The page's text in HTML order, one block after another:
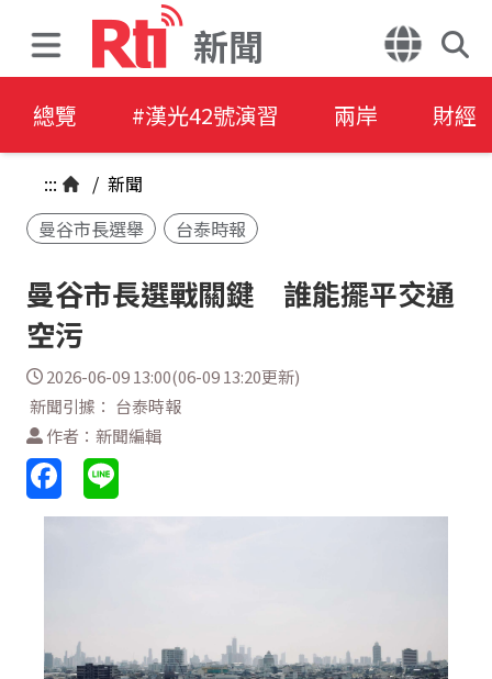
新聞
總覽 #漢光42號演習 兩岸 財經
::: / 新聞
曼谷市長選舉
台泰時報
曼谷市長選戰關鍵 誰能擺平交通
空污
2026-06-09 13:00(06-09 13:20更新)
新聞引據： 台泰時報
作者：新聞編輯